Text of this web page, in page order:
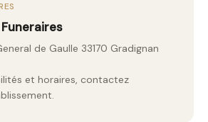
de Gaulle 33170 Gradignan
et horaires, contactez